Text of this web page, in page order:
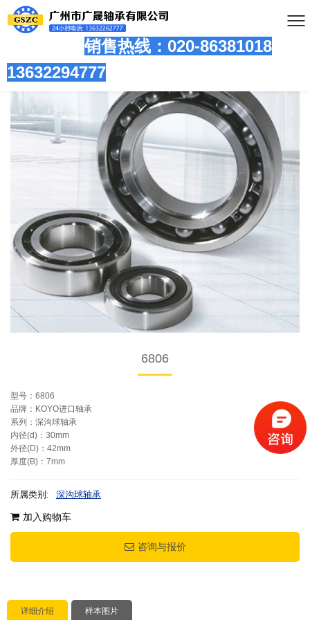
销售热线：020-86381018
13632294777
6806
型号：6806
品牌：KOYO进口轴承
系列：深沟球轴承
内径(d)：30mm
外径(D)：42mm
厚度(B)：7mm
所属类别: 深沟球轴承
加入购物车
咨询与报价
详细介绍 样本图片